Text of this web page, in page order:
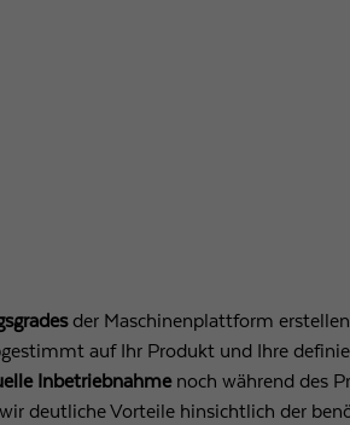
der Maschinenplattform
auf Ihr Produkt und Ihre
Inbetriebnahmenoch während des
deutliche Vorteile hinsichtlich der